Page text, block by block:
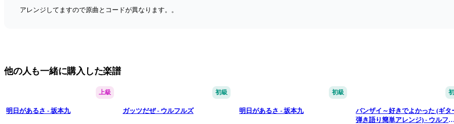
アレンジしてますので原曲とコードが異なります。。
他の人も一緒に購入した楽譜
上級
明日があるさ - 坂本九
初級
ガッツだぜ - ウルフルズ
初級
明日があるさ - 坂本九
バンザイ～好きでよかった (ギタ
弾き語り簡単アレンジ) - ウルフル